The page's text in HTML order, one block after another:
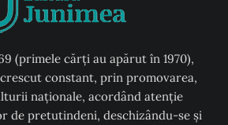
(primele cărți au apărut în 1970),
constant, prin promovarea,
naţionale, acordând atenţie
de pretutindeni, deschizându-se şi